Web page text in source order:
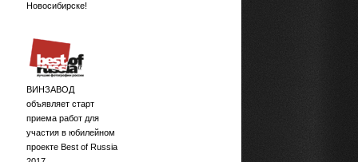
Новосибирске!
ВИНЗАВОД
объявляет старт
приема работ для
участия в юбилейном
проекте Best of Russia